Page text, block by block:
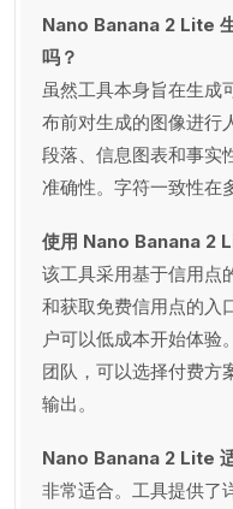
Nano Banana 2 Lite
吗？
虽然工具本身旨在生成
布前对生成的图像进行
段落、信息图表和事实
准确性。字符一致性在
使用 Nano Banana 2
该工具采用基于信用点
和获取免费信用点的入
户可以低成本开始体验
团队，可以选择付费方
输出。
Nano Banana 2 Lite
非常适合。工具提供了